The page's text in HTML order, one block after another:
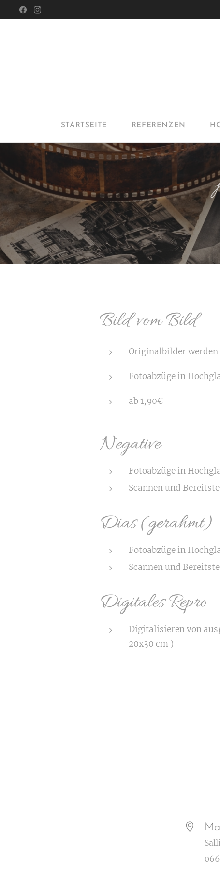
STARTSEITE REFERENZEN
Bild vom Bild
Originalbilder werden
Fotoabzüge in
ab 1,90€
Negative
Fotoabzüge in
Scannen und
Dias (gerahmt)
Fotoabzüge in
Scannen und
Digitales Repro
Digitalisieren von
20x30 cm )